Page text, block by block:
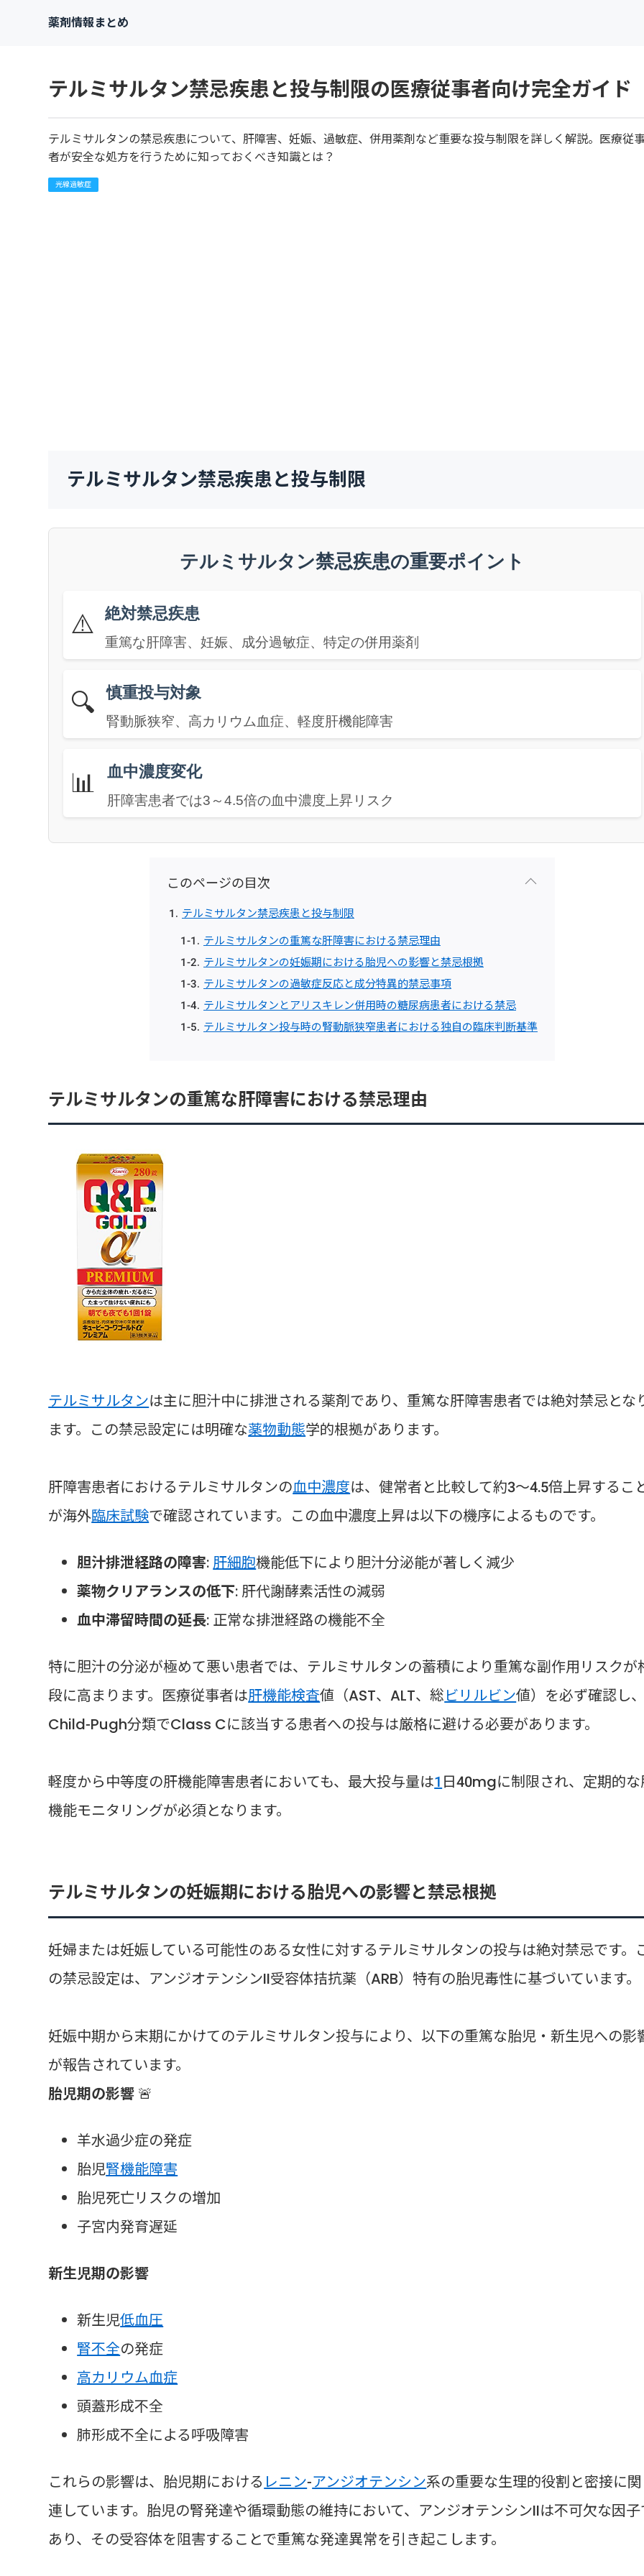
薬剤情報まとめ
テルミサルタン禁忌疾患と投与制限の医療従事者向け完全ガイド
テルミサルタンの禁忌疾患について、肝障害、妊娠、過敏症、併用薬剤など重要な投与制限を詳しく解説。医療従
者が安全な処方を行うために知っておくべき知識とは？
光線過敏症
テルミサルタン禁忌疾患と投与制限
テルミサルタン禁忌疾患の重要ポイント
⚠️ 絶対禁忌疾患
重篤な肝障害、妊娠、成分過敏症、特定の併用薬剤
🔍 慎重投与対象
腎動脈狭窄、高カリウム血症、軽度肝機能障害
📊 血中濃度変化
肝障害患者では3～4.5倍の血中濃度上昇リスク
このページの目次
テルミサルタン禁忌疾患と投与制限
テルミサルタンの重篤な肝障害における禁忌理由
テルミサルタンの妊娠期における胎児への影響と禁忌根拠
テルミサルタンの過敏症反応と成分特異的禁忌事項
テルミサルタンとアリスキレン併用時の糖尿病患者における禁忌
テルミサルタン投与時の腎動脈狭窄患者における独自の臨床判断基準
テルミサルタンの重篤な肝障害における禁忌理由
テルミサルタンは主に胆汁中に排泄される薬剤であり、重篤な肝障害患者では絶対禁忌とな
ます。この禁忌設定には明確な薬物動態学的根拠があります。
肝障害患者におけるテルミサルタンの血中濃度は、健常者と比較して約3～4.5倍上昇するこ
が海外臨床試験で確認されています。この血中濃度上昇は以下の機序によるものです。
胆汁排泄経路の障害: 肝細胞機能低下により胆汁分泌能が著しく減少
薬物クリアランスの低下: 肝代謝酵素活性の減弱
血中滞留時間の延長: 正常な排泄経路の機能不全
特に胆汁の分泌が極めて悪い患者では、テルミサルタンの蓄積により重篤な副作用リスクが
段に高まります。医療従事者は肝機能検査値（AST、ALT、総ビリルビン値）を必ず確認し
Child-Pugh分類でClass Cに該当する患者への投与は厳格に避ける必要があります。
軽度から中等度の肝機能障害患者においても、最大投与量は1 日40mgに制限され、定期的
機能モニタリングが必須となります。
テルミサルタンの妊娠期における胎児への影響と禁忌根拠
妊婦または妊娠している可能性のある女性に対するテルミサルタンの投与は絶対禁忌です。
の禁忌設定は、アンジオテンシンII受容体拮抗薬（ARB）特有の胎児毒性に基づいています。
妊娠中期から末期にかけてのテルミサルタン投与により、以下の重篤な胎児・新生児への影
が報告されています。
胎児期の影響 🚨
羊水過少症の発症
胎児腎機能障害
胎児死亡リスクの増加
子宮内発育遅延
新生児期の影響
新生児低血圧
腎不全の発症
高カリウム血症
頭蓋形成不全
肺形成不全による呼吸障害
これらの影響は、胎児期における レニン-アンジオテンシン系の重要な生理的役割と密接に関
連しています。胎児の腎発達や循環動態の維持において、アンジオテンシンIIは不可欠な因
あり、その受容体を阻害することで重篤な発達異常を引き起こします。